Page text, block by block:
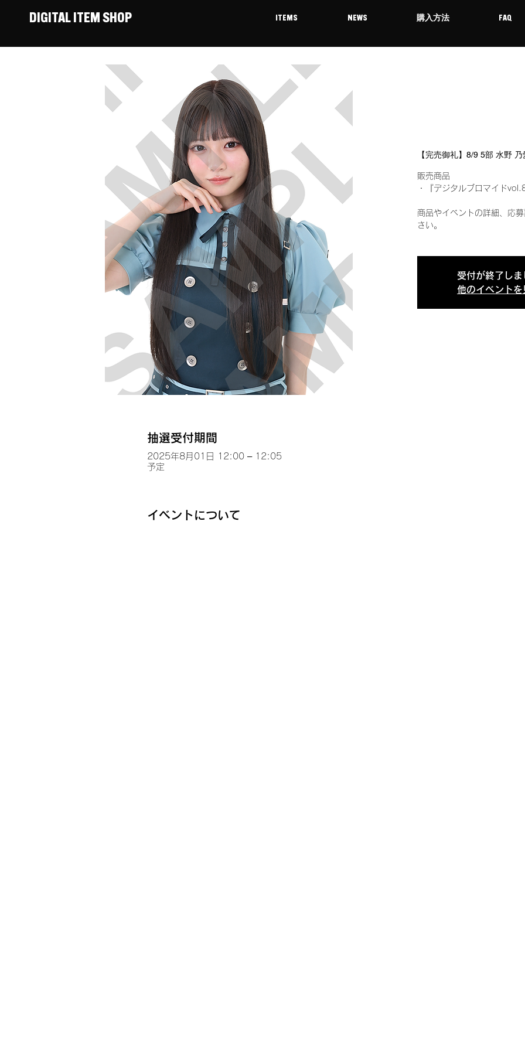
DIGITAL ITEM SHOP ITEMS NEWS 購入方法 FAQ
【完売御礼】8/9 5部 水野
販売商品
・『デジタルブロマイド
商品やイベントの詳細、応
さい。
受付が終了しま
他のイベントを
抽選受付期間
2025年8月01日 12:00 – 12:05
予定
イベントについて